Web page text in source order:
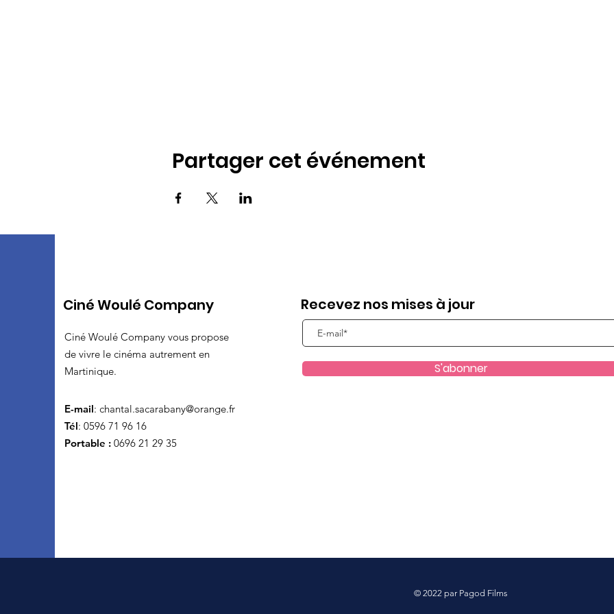
Partager cet événement
Ciné Woulé Company
Ciné Woulé Company vous propose
de vivre le cinéma autrement en
Martinique.
E-mail: chantal.sacarabany@orange.fr
Tél: 0596 71 96 16
Portable : 0696 21 29 35
Recevez nos mises à jour
S'abonner
© 2022 par Pagod Films